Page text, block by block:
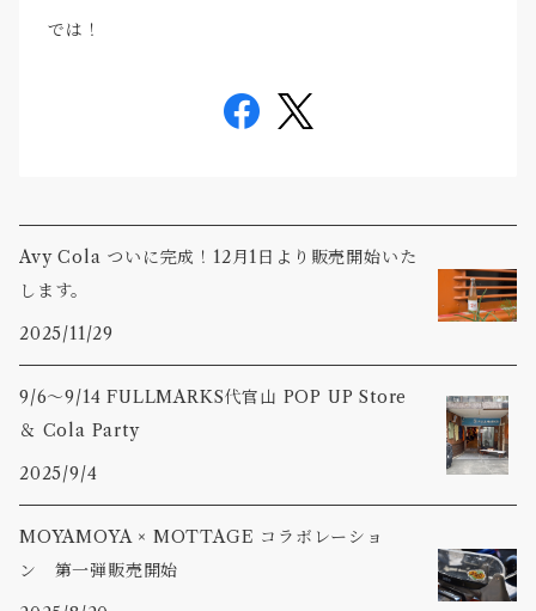
では！
Avy Cola ついに完成！12月1日より販売開始いた
します。
2025/11/29
9/6〜9/14 FULLMARKS代官山 POP UP Store
＆ Cola Party
2025/9/4
MOYAMOYA × MOTTAGE コラボレーショ
ン 第一弾販売開始